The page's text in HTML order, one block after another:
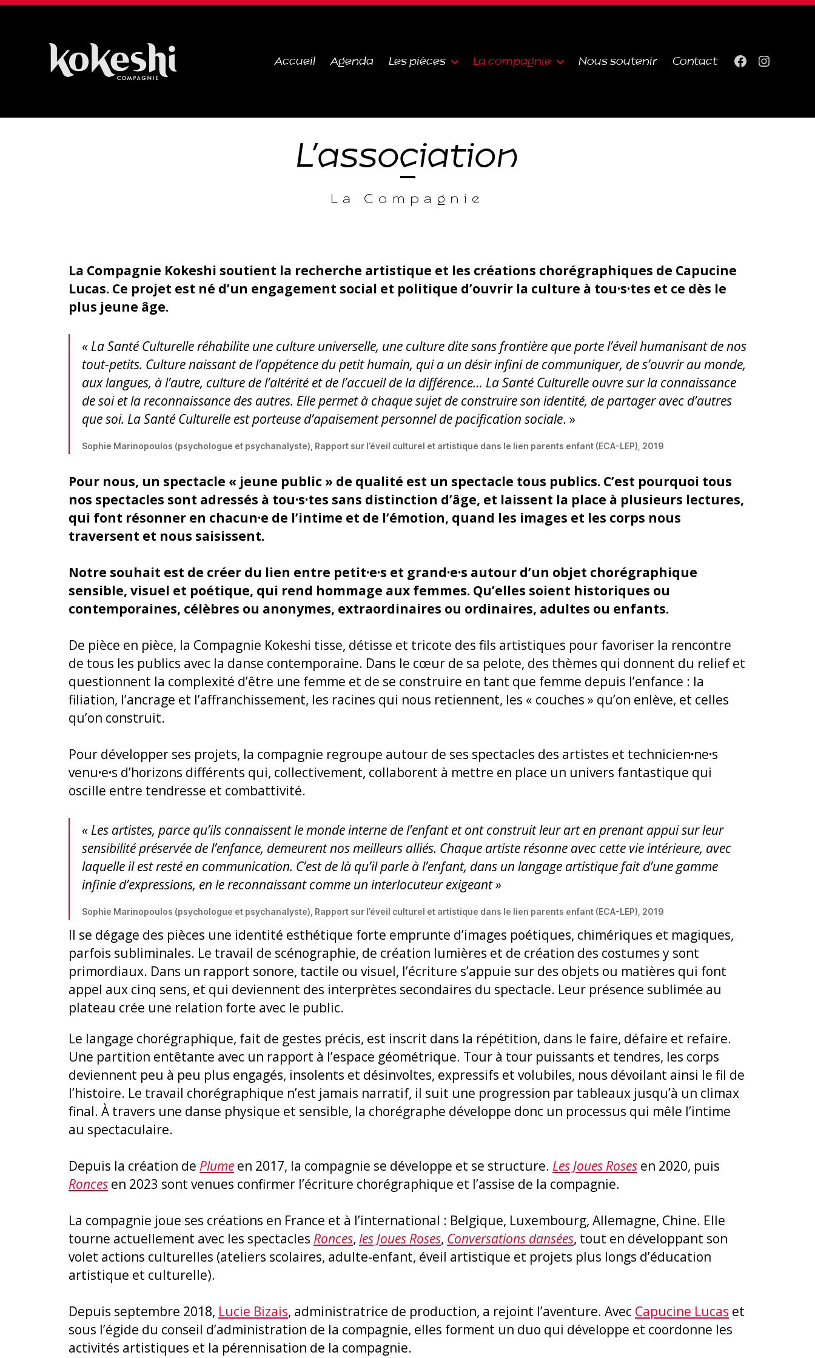
Accueil Agenda Les pièces La compagnie Nous soutenir Contact Facebook
L’association
La Compagnie
La Compagnie Kokeshi soutient la recherche artistique et les créations chorégraphiques de Capucine
Lucas. Ce projet est né d’un engagement social et politique d’ouvrir la culture à tou·s·tes et ce dès le
plus jeune âge.
« La Santé Culturelle réhabilite une culture universelle, une culture dite sans frontière que porte l’éveil humanisant de nos
tout-petits. Culture naissant de l’appétence du petit humain, qui a un désir infini de communiquer, de s’ouvrir au monde,
aux langues, à l’autre, culture de l’altérité et de l’accueil de la différence… La Santé Culturelle ouvre sur la connaissance
de soi et la reconnaissance des autres. Elle permet à chaque sujet de construire son identité, de partager avec d’autres
que soi. La Santé Culturelle est porteuse d’apaisement personnel de pacification sociale. »
Sophie Marinopoulos (psychologue et psychanalyste), Rapport sur l’éveil culturel et artistique dans le lien parents enfant (ECA-LEP), 2019
Pour nous, un spectacle « jeune public » de qualité est un spectacle tous publics. C’est pourquoi tous
nos spectacles sont adressés à tou·s·tes sans distinction d’âge, et laissent la place à plusieurs lectures,
qui font résonner en chacun·e de l’intime et de l’émotion, quand les images et les corps nous
traversent et nous saisissent.
Notre souhait est de créer du lien entre petit·e·s et grand·e·s autour d’un objet chorégraphique
sensible, visuel et poétique, qui rend hommage aux femmes. Qu’elles soient historiques ou
contemporaines, célèbres ou anonymes, extraordinaires ou ordinaires, adultes ou enfants.
De pièce en pièce, la Compagnie Kokeshi tisse, détisse et tricote des fils artistiques pour favoriser la rencontre
de tous les publics avec la danse contemporaine. Dans le cœur de sa pelote, des thèmes qui donnent du relief et
questionnent la complexité d’être une femme et de se construire en tant que femme depuis l’enfance : la
filiation, l’ancrage et l’affranchissement, les racines qui nous retiennent, les « couches » qu’on enlève, et celles
qu’on construit.
Pour développer ses projets, la compagnie regroupe autour de ses spectacles des artistes et technicien·ne·s
venu·e·s d’horizons différents qui, collectivement, collaborent à mettre en place un univers fantastique qui
oscille entre tendresse et combattivité.
« Les artistes, parce qu’ils connaissent le monde interne de l’enfant et ont construit leur art en prenant appui sur leur
sensibilité préservée de l’enfance, demeurent nos meilleurs alliés. Chaque artiste résonne avec cette vie intérieure, avec
laquelle il est resté en communication. C’est de là qu’il parle à l’enfant, dans un langage artistique fait d’une gamme
infinie d’expressions, en le reconnaissant comme un interlocuteur exigeant »
Sophie Marinopoulos (psychologue et psychanalyste), Rapport sur l’éveil culturel et artistique dans le lien parents enfant (ECA-LEP), 2019
Il se dégage des pièces une identité esthétique forte emprunte d’images poétiques, chimériques et magiques,
parfois subliminales. Le travail de scénographie, de création lumières et de création des costumes y sont
primordiaux. Dans un rapport sonore, tactile ou visuel, l’écriture s’appuie sur des objets ou matières qui font
appel aux cinq sens, et qui deviennent des interprètes secondaires du spectacle. Leur présence sublimée au
plateau crée une relation forte avec le public.
Le langage chorégraphique, fait de gestes précis, est inscrit dans la répétition, dans le faire, défaire et refaire.
Une partition entêtante avec un rapport à l’espace géométrique. Tour à tour puissants et tendres, les corps
deviennent peu à peu plus engagés, insolents et désinvoltes, expressifs et volubiles, nous dévoilant ainsi le fil de
l’histoire. Le travail chorégraphique n’est jamais narratif, il suit une progression par tableaux jusqu’à un climax
final. À travers une danse physique et sensible, la chorégraphe développe donc un processus qui mêle l’intime
au spectaculaire.
Depuis la création de Plume en 2017, la compagnie se développe et se structure. Les Joues Roses en 2020, puis
Ronces en 2023 sont venues confirmer l’écriture chorégraphique et l’assise de la compagnie.
La compagnie joue ses créations en France et à l’international : Belgique, Luxembourg, Allemagne, Chine. Elle
tourne actuellement avec les spectacles Ronces, les Joues Roses, Conversations dansées, tout en développant son
volet actions culturelles (ateliers scolaires, adulte-enfant, éveil artistique et projets plus longs d’éducation
artistique et culturelle).
Depuis septembre 2018, Lucie Bizais, administratrice de production, a rejoint l’aventure. Avec Capucine Lucas et
sous l’égide du conseil d’administration de la compagnie, elles forment un duo qui développe et coordonne les
activités artistiques et la pérennisation de la compagnie.